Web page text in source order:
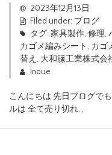
2023年12月13日
Filed under: ブログ
タグ:家具製作, 修理,
カゴメ編みシート , カゴ
替え , 大和籘工業株式会
inoue
こんにちは 先日ブログで
ルは 全て売り切れ…